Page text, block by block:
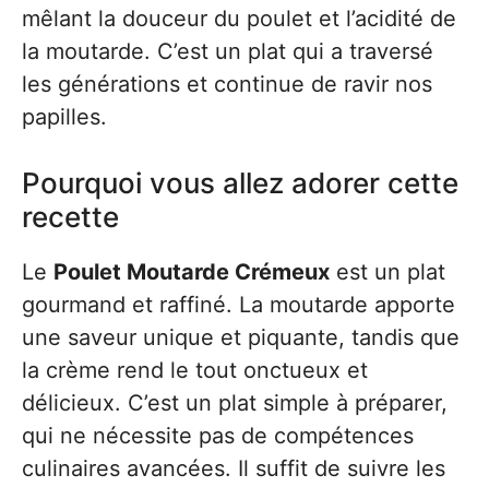
mêlant la douceur du poulet et l’acidité de
la moutarde. C’est un plat qui a traversé
les générations et continue de ravir nos
papilles.
Pourquoi vous allez adorer cette
recette
Le Poulet Moutarde Crémeux est un plat
gourmand et raffiné. La moutarde apporte
une saveur unique et piquante, tandis que
la crème rend le tout onctueux et
délicieux. C’est un plat simple à préparer,
qui ne nécessite pas de compétences
culinaires avancées. Il suffit de suivre les